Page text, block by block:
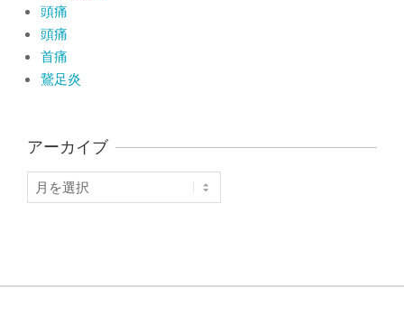
頭痛
頭痛
首痛
鵞足炎
アーカイブ
ア
ー